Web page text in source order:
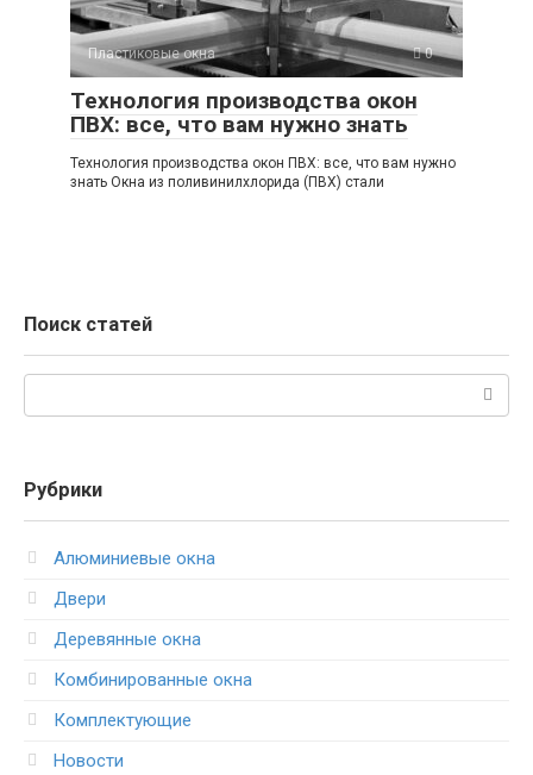
Пластиковые окна 0
Технология производства окон
ПВХ: все, что вам нужно знать
Технология производства окон ПВХ: все, что вам нужно
знать Окна из поливинилхлорида (ПВХ) стали
Поиск статей
Рубрики
Алюминиевые окна
Двери
Деревянные окна
Комбинированные окна
Комплектующие
Новости